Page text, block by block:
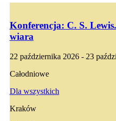
Konferencja: C. S.
wiara
22 października 2026 - 23
Całodniowe
Dla wszystkich
Kraków